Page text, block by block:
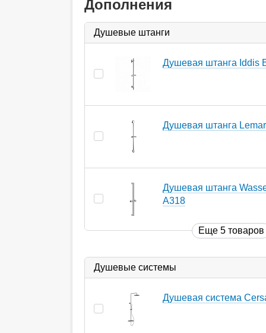
Дополнения
Душевые штанги
Душевая штанга Iddis
Душевая штанга
Душевая штанга
A318
Еще 5 товаров
Душевые системы
Душевая система